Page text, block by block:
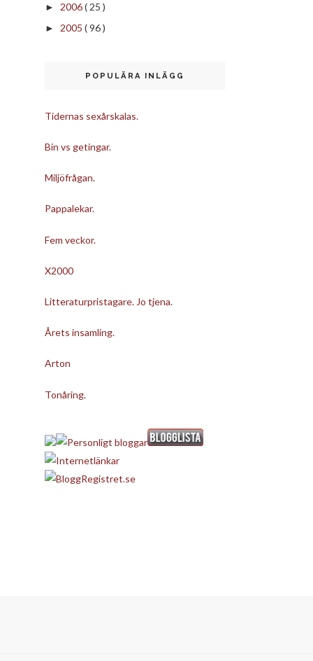
► 2006( 25 )
► 2005 ( 96 )
POPULÄRA INLÄGG
Tidernas sexårskalas.
Bin vs getingar.
Miljöfrågan.
Pappalekar.
Fem veckor.
X2000
Litteraturpristagare. Jo tjena.
Årets insamling.
Arton
Tonåring.